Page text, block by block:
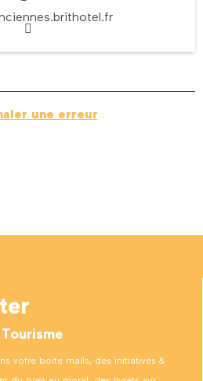
une erreur
votre boîte mails, des initiatives &